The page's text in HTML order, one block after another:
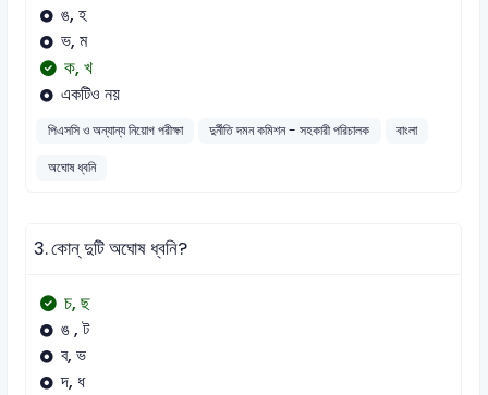
ঙ, হ
ভ, ম
ক, খ
একটিও নয়
পিএসসি ও অন্যান্য নিয়োগ পরীক্ষা দুর্নীতি দমন কমিশন - সহকারী পরিচালক
বাংলা
অঘোষ ধ্বনি
3.কোন্ দুটি অঘোষ ধ্বনি?
চ, ছ
ঙ , ট
ব, ভ
দ, ধ